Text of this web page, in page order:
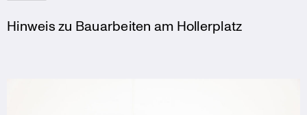
Hinweis zu Bauarbeiten am Hollerplatz